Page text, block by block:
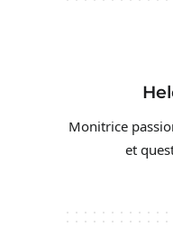
Monitrice
et